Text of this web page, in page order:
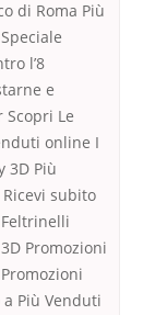
di Roma Più
l’8
e
Le
online I
3D Più
subito
Promozioni
Più Venduti